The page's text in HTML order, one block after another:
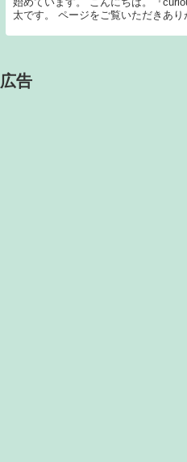
太です。 ページをご覧いただきあり
広告